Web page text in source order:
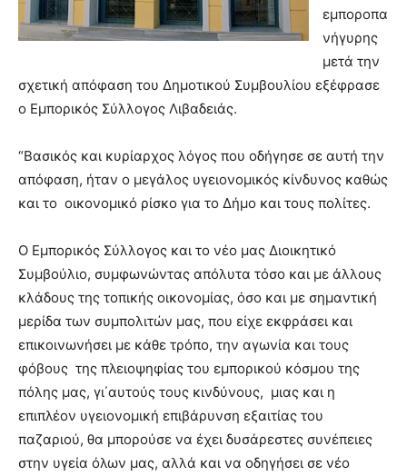
εμποροπα
νήγυρης
μετά την
σχετική απόφαση του Δημοτικού Συμβουλίου εξέφρασε
ο Εμπορικός Σύλλογος Λιβαδειάς.
“Βασικός και κυρίαρχος λόγος που οδήγησε σε αυτή την
απόφαση, ήταν ο μεγάλος υγειονομικός κίνδυνος καθώς
και το οικονομικό ρίσκο για το Δήμο και τους πολίτες.
Ο Εμπορικός Σύλλογος και το νέο μας Διοικητικό
Συμβούλιο, συμφωνώντας απόλυτα τόσο και με άλλους
κλάδους της τοπικής οικονομίας, όσο και με σημαντική
μερίδα των συμπολιτών μας, που είχε εκφράσει και
επικοινωνήσει με κάθε τρόπο, την αγωνία και τους
φόβους της πλειοψηφίας του εμπορικού κόσμου της
πόλης μας, γι΄αυτούς τους κινδύνους, μιας και η
επιπλέον υγειονομική επιβάρυνση εξαιτίας του
παζαριού, θα μπορούσε να έχει δυσάρεστες συνέπειες
στην υγεία όλων μας, αλλά και να οδηγήσει σε νέο